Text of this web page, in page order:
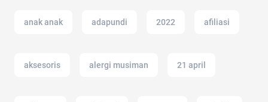
anak anak adapundi 2022 afiliasi
aksesoris alergi musiman 21 april